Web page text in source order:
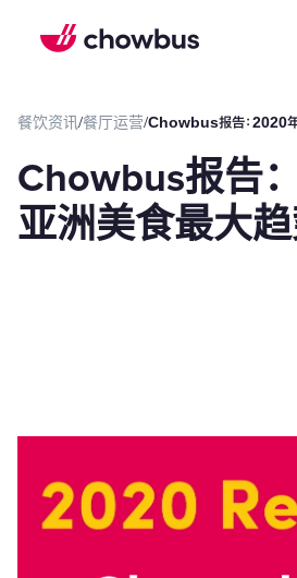
餐饮资讯/餐厅运营/Chowbus报告：2020
Chowbus报告
亚洲美食最大